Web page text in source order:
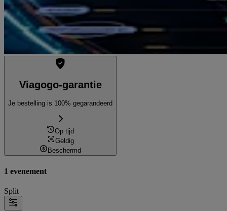
Viagogo-garantie
Je bestelling is 100% gegarandeerd
Op tijd
Geldig
Beschermd
1 evenement
Split